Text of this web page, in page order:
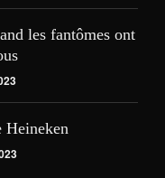
les fantômes ont
Heineken